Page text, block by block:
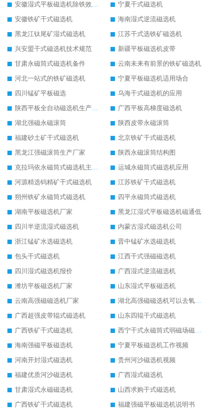
安徽湿式平板磁选机除铁效果怎么样
宁夏干式磁选机
安徽铁矿干式磁选机
海南湿式逆流磁选机
黑龙江钛尾矿湿式磁选机
江苏干式选铁矿磁选机
兴安盟干式磁选机技术规范
新疆平板磁选机皮带
甘肃永磁筒式磁选机备件
云南未来有前景的铁矿磁选机
河北一站式的铁矿磁选机
宁夏平板磁选机适用场合
四川锰矿平板磁选
乌海干式磁选机的应用
陕西平板全自动磁选机生产厂家
广西平板高梯度磁选机
湖北强磁永磁滚筒
陕西皮带永磁滚筒
福建砂土矿干式磁选机
北京铁矿干式磁选机
黑龙江强磁滚筒生产厂家
陕西永磁滚筒结构图
克拉玛依永磁筒式磁选机主要技术参数
运城永磁筒式磁选机应用
河源精选钨精矿干式磁选机
江苏铁矿干式磁选机
朔州铁矿永磁筒式磁选机
四平永磁筒式磁选机
湖南平板磁选机厂家
黑龙江湿式平板磁选机磁通低
四川半逆流湿式磁选机
内蒙古湿式磁选机公司
浙江锰矿水选磁选机
晋中锰矿水选磁选机
包头干式磁选机
江西干式强磁磁选机
四川湿式磁选机报价
广西湿式逆流磁选机
潍坊平板磁选机厂家
山东湿式平板磁选机
云南高强磁磁选机厂家
湖北高强磁磁选机可以去氧化铝
广西超强皮带辊式磁选机
山东四辊干式磁选机
广西铁矿干式磁选机
西宁干式永磁筒式弱磁场磁选机结构图
海南强磁平板磁选机
宁夏平板磁选机工作视频
河南开封湿式磁选机
贵州河沙磁选机视频
福建优质河沙磁选机
广西湿式磁选机
甘肃湿式永磁磁选机
山西求购干式磁选机
广西铁矿干式磁选机
福建强磁平板磁选机说明书